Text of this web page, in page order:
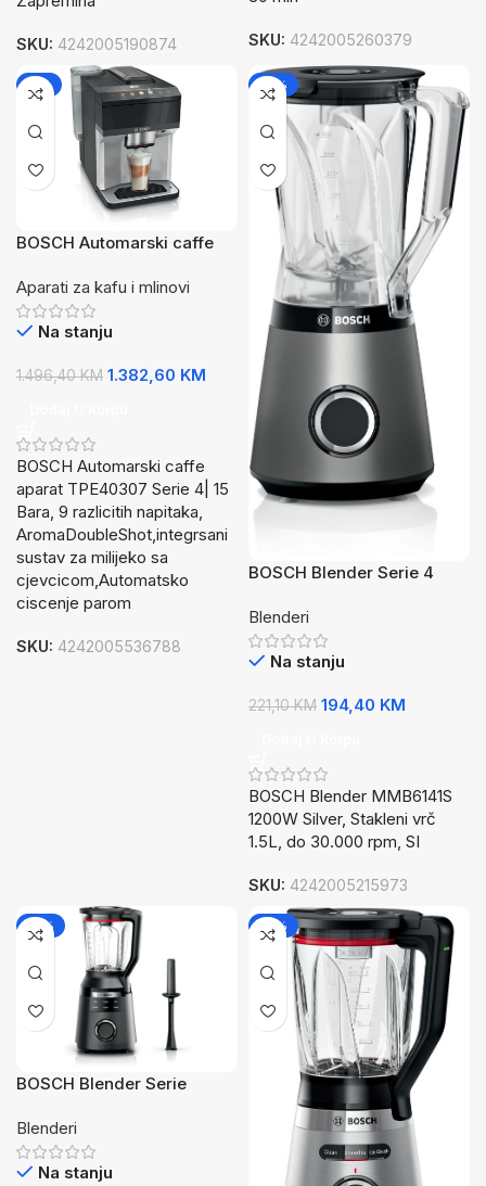
SKU: 4242005190874 SKU: 4242005260379
-8%
BOSCH Automarski caffe
pićaaromaDouble Shot: vrlo
jaka kafa
Aparati za kafu i mlinovi
Na stanju
1.496,40KM 1.382,60 KM
BOSCH Automarski caffe
aparat TPE40307 Serie 4| 15
Bara, 9 razlicitih napitaka,
AromaDoubleShot,integrsani
sustav za milijeko sa
cjevcicom,Automatsko
ciscenje parom
SKU: 4242005536788
-12%
BOSCH Blender Serie 4
30.000 rpm, SI
Blenderi
Na stanju
221,10KM 194,40 KM
BOSCH Blender MMB6141S
1200W Silver, Stakleni vrč
1.5L, do 30.000 rpm, SI
SKU: 4242005215973
-14%
BOSCH Blender Serie
rpm,6 automatskih
programa
Blenderi
Na stanju
-12%